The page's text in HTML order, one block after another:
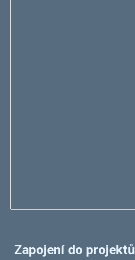
Zapojení do projektů